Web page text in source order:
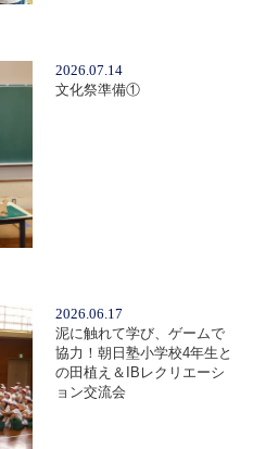
2026.07.14
文化祭準備①
2026.06.17
泥に触れて学び、ゲームで
協力！朝日塾小学校4年生と
の田植え＆IBレクリエーシ
ョン交流会